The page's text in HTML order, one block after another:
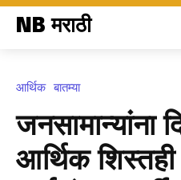
NB मराठी
आर्थिक बातम्या
जनसामान्यांना
आर्थिक शिस्तही